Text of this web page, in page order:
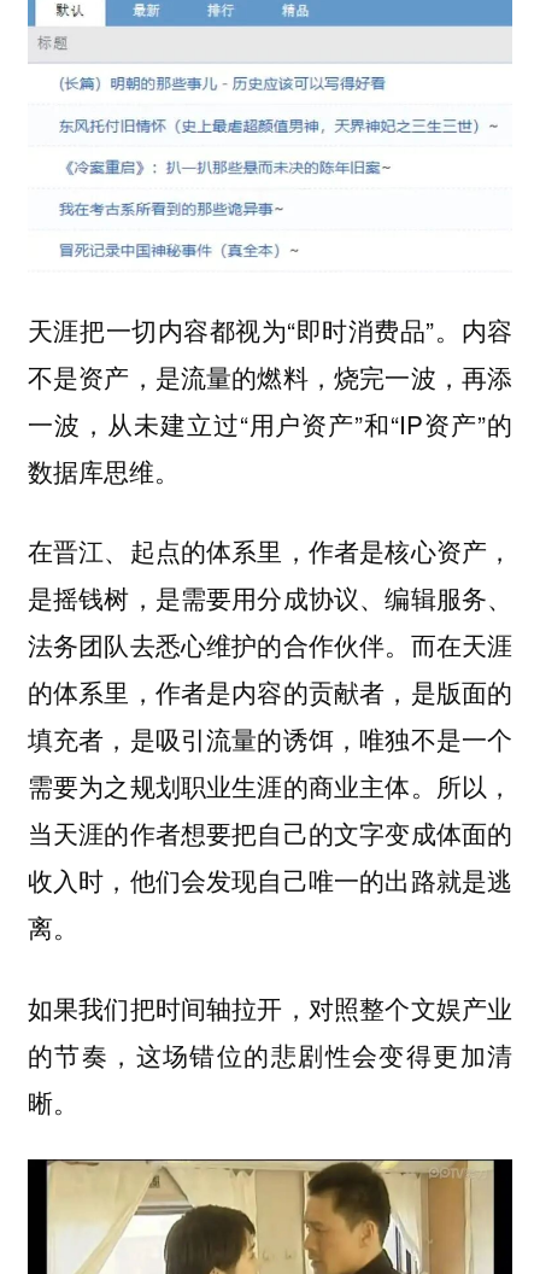
天涯把一切内容都视为“即时消费品”。内容
不是资产，是流量的燃料，烧完一波，再添
一波，从未建立过“用户资产”和“IP资产”的
数据库思维。
在晋江、起点的体系里，作者是核心资产，
是摇钱树，是需要用分成协议、编辑服务、
法务团队去悉心维护的合作伙伴。而在天涯
的体系里，作者是内容的贡献者，是版面的
填充者，是吸引流量的诱饵，唯独不是一个
需要为之规划职业生涯的商业主体。所以，
当天涯的作者想要把自己的文字变成体面的
收入时，他们会发现自己唯一的出路就是逃
离。
如果我们把时间轴拉开，对照整个文娱产业
的节奏，这场错位的悲剧性会变得更加清
晰。